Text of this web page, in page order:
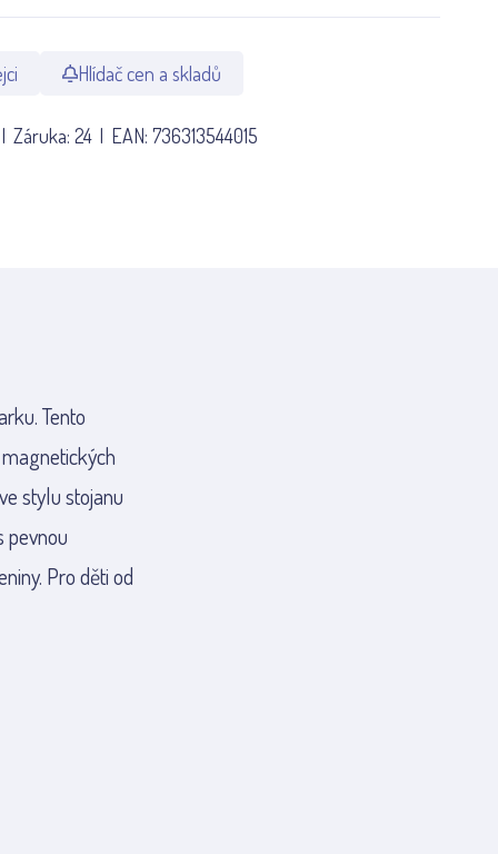
Hlídač cen a skladů
Záruka: 24 EAN: 736313544015
Tento
stylu stojanu
pevnou
Pro děti od